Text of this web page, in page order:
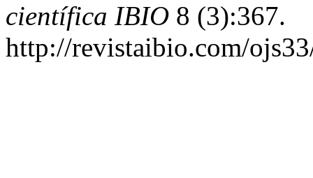
científica IBIO 8 (3):367.
http://revistaibio.com/